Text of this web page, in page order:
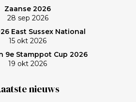
Zaanse 2026
28 sep 2026
East Sussex National
15 okt 2026
9e Stamppot Cup 2026
19 okt 2026
nieuws